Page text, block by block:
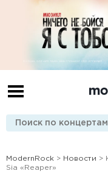
ModernRock > Новости >
Sia «Reaper»